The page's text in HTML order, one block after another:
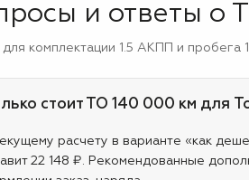
и ответы о
для комплектации 1.5 АКПП и пробега
стоит ТО 140 000 км для
расчету в варианте «как
22 148 ₽. Рекомендованные